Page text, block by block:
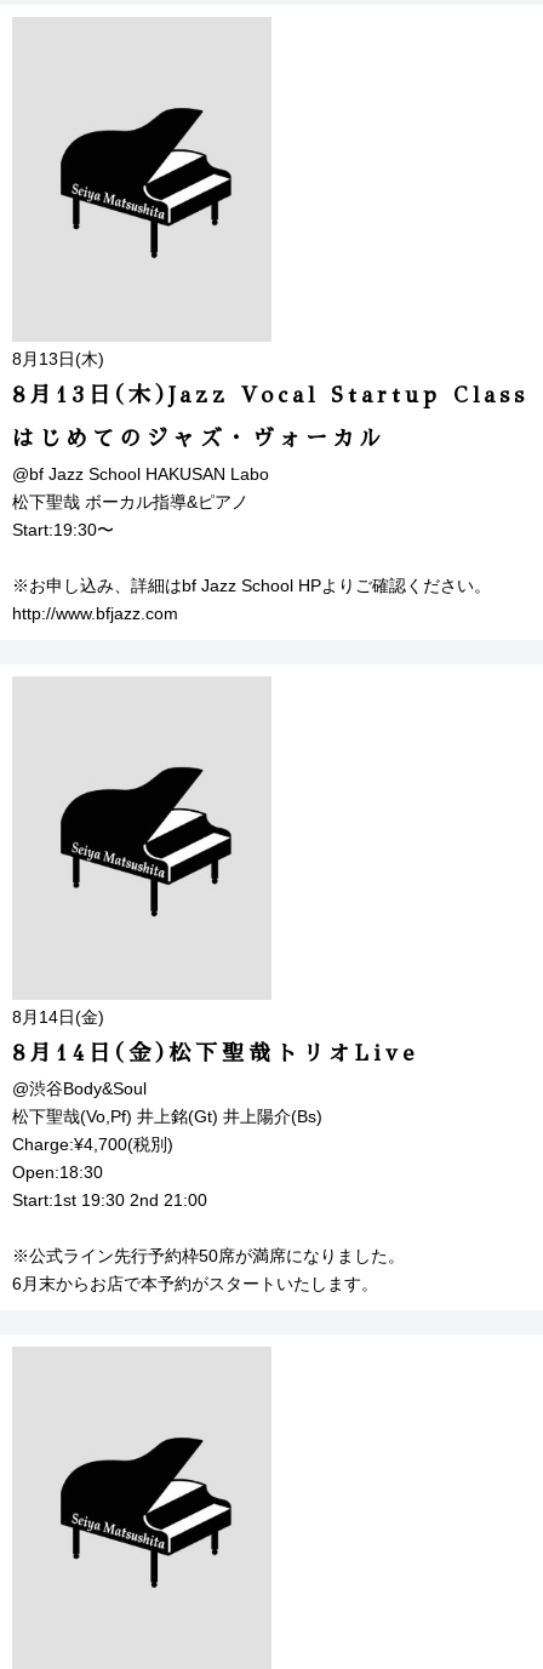
8月13日(木)
8月13日(木)Jazz Vocal Startup Class
はじめてのジャズ・ヴォーカル
@bf Jazz School HAKUSAN Labo
松下聖哉 ボーカル指導&ピアノ
Start:19:30〜
※お申し込み、詳細はbf Jazz School HPよりご確認ください。
http://www.bfjazz.com
8月14日(金)
8月14日(金)松下聖哉トリオLive
@渋谷Body&Soul
松下聖哉(Vo,Pf) 井上銘(Gt) 井上陽介(Bs)
Charge:¥4,700(税別)
Open:18:30
Start:1st 19:30 2nd 21:00
※公式ライン先行予約枠50席が満席になりました。
6月末からお店で本予約がスタートいたします。